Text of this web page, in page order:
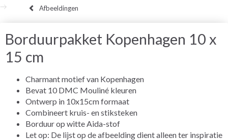
Afbeeldingen
Borduurpakket Kopenhagen 10 x
15 cm
Charmant motief van Kopenhagen
Bevat 10 DMC Mouliné kleuren
Ontwerp in 10x15cm formaat
Combineert kruis- en stiksteken
Borduur op witte Aida-stof
Let op: De lijst op de afbeelding dient alleen ter inspiratie